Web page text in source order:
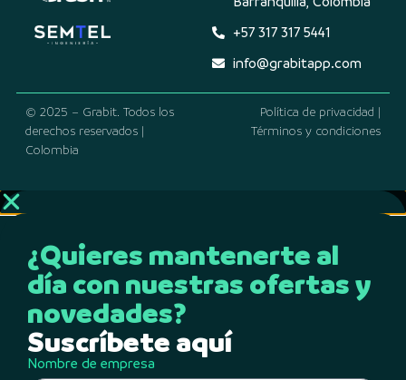
+57 317 317 5441
info@grabitapp.com
© 2025 – Grabit. Todos los
derechos reservados |
Colombia
Política de privacidad |
Términos y condiciones
¿Quieres mantenerte al
día con nuestras ofertas y
novedades?
Suscríbete aquí
Nombre de empresa